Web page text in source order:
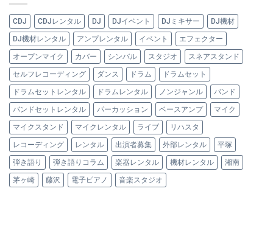
CDJ CDJレンタル DJ DJイベント DJミキサー DJ機材
DJ機材レンタル アンプレンタル イベント エフェクター
オープンマイク カバー シンバル スタジオ スネアスタンド
セルフレコーディング ダンス ドラム ドラムセット
ドラムセットレンタル ドラムレンタル ノンジャンル バンド
バンドセットレンタル パーカッション ベースアンプ マイク
マイクスタンド マイクレンタル ライブ リハスタ
レコーディング レンタル 出演者募集 外部レンタル 平塚
弾き語り 弾き語りコラム 楽器レンタル 機材レンタル 湘南
茅ヶ崎 藤沢 電子ピアノ 音楽スタジオ